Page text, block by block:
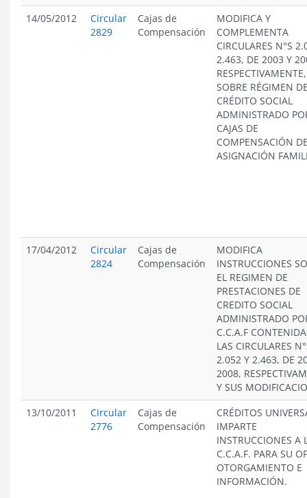
14/05/2012
Circular
2829
Cajas de
Compensación
MODIFICA Y
COMPLEMENTA
CIRCULARES N°S
2.463, DE 2003 Y
RESPECTIVAMENTE,
SOBRE RÉGIMEN
CRÉDITO SOCIAL
ADMINISTRADO
CAJAS DE
COMPENSACIÓN
ASIGNACIÓN
17/04/2012
Circular
2824
Cajas de
Compensación
MODIFICA
INSTRUCCIONES
EL REGIMEN DE
PRESTACIONES DE
CREDITO SOCIAL
ADMINISTRADO
C.C.A.F
LAS CIRCULARES
2.052 Y 2.463, DE
2008,
Y SUS
13/10/2011
Circular
2776
Cajas de
Compensación
CRÉDITOS
IMPARTE
INSTRUCCIONES A
C.C.A.F. PARA SU
OTORGAMIENTO E
INFORMACIÓN.